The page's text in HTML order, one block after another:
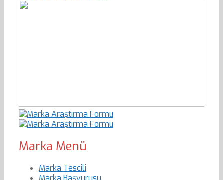
Marka Menü
Marka Tescili
Marka Başvurusu